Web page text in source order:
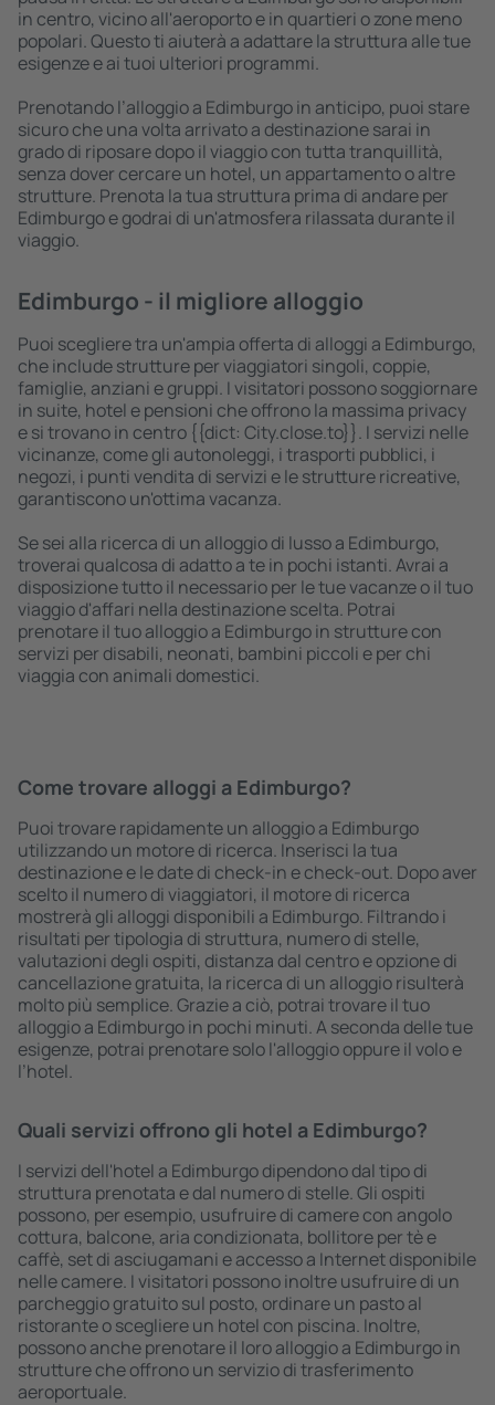
in centro, vicino all'aeroporto e in quartieri o zone meno
popolari. Questo ti aiuterà a adattare la struttura alle tue
esigenze e ai tuoi ulteriori programmi.
Prenotando l’alloggio a Edimburgo in anticipo, puoi stare
sicuro che una volta arrivato a destinazione sarai in
grado di riposare dopo il viaggio con tutta tranquillità,
senza dover cercare un hotel, un appartamento o altre
strutture. Prenota la tua struttura prima di andare per
Edimburgo e godrai di un'atmosfera rilassata durante il
viaggio.
Edimburgo - il migliore alloggio
Puoi scegliere tra un'ampia offerta di alloggi a Edimburgo,
che include strutture per viaggiatori singoli, coppie,
famiglie, anziani e gruppi. I visitatori possono soggiornare
in suite, hotel e pensioni che offrono la massima privacy
e si trovano in centro {{dict: City.close.to}}. I servizi nelle
vicinanze, come gli autonoleggi, i trasporti pubblici, i
negozi, i punti vendita di servizi e le strutture ricreative,
garantiscono un'ottima vacanza.
Se sei alla ricerca di un alloggio di lusso a Edimburgo,
troverai qualcosa di adatto a te in pochi istanti. Avrai a
disposizione tutto il necessario per le tue vacanze o il tuo
viaggio d'affari nella destinazione scelta. Potrai
prenotare il tuo alloggio a Edimburgo in strutture con
servizi per disabili, neonati, bambini piccoli e per chi
viaggia con animali domestici.
Come trovare alloggi a Edimburgo?
Puoi trovare rapidamente un alloggio a Edimburgo
utilizzando un motore di ricerca. Inserisci la tua
destinazione e le date di check-in e check-out. Dopo aver
scelto il numero di viaggiatori, il motore di ricerca
mostrerà gli alloggi disponibili a Edimburgo. Filtrando i
risultati per tipologia di struttura, numero di stelle,
valutazioni degli ospiti, distanza dal centro e opzione di
cancellazione gratuita, la ricerca di un alloggio risulterà
molto più semplice. Grazie a ciò, potrai trovare il tuo
alloggio a Edimburgo in pochi minuti. A seconda delle tue
esigenze, potrai prenotare solo l'alloggio oppure il volo e
l’hotel.
Quali servizi offrono gli hotel a Edimburgo?
I servizi dell'hotel a Edimburgo dipendono dal tipo di
struttura prenotata e dal numero di stelle. Gli ospiti
possono, per esempio, usufruire di camere con angolo
cottura, balcone, aria condizionata, bollitore per tè e
caffè, set di asciugamani e accesso a Internet disponibile
nelle camere. I visitatori possono inoltre usufruire di un
parcheggio gratuito sul posto, ordinare un pasto al
ristorante o scegliere un hotel con piscina. Inoltre,
possono anche prenotare il loro alloggio a Edimburgo in
strutture che offrono un servizio di trasferimento
aeroportuale.